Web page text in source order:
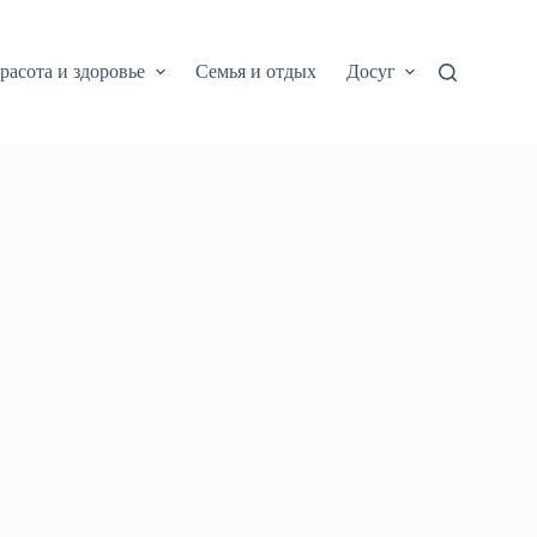
и здоровье Семья и отдых Досуг